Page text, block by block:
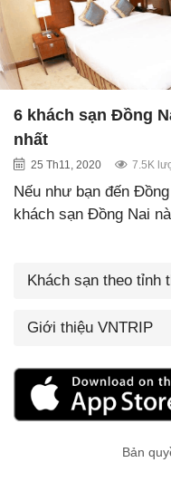
6 khách sạn Đồng
nhất
25 Th11, 2020 7.5K
Nếu như bạn đến
khách sạn Đồng Nai
Khách sạn theo tỉnh
Giới thiệu VNTRIP
Bản